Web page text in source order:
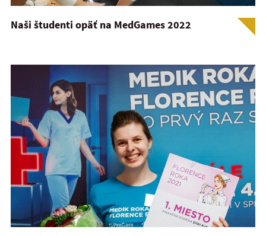
Naši študenti opäť na MedGames 2022